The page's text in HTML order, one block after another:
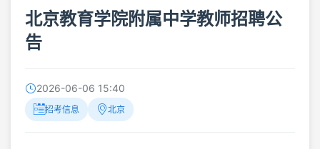
北京教育学院附属中学教师招聘公
告
2026-06-06 15:40
招考信息 北京